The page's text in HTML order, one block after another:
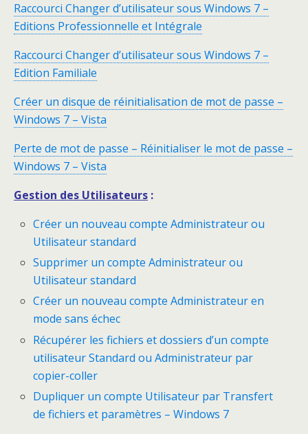
Raccourci Changer d’utilisateur sous Windows 7 –
Editions Professionnelle et Intégrale
Raccourci Changer d’utilisateur sous Windows 7 –
Edition Familiale
Créer un disque de réinitialisation de mot de passe –
Windows 7 – Vista
Perte de mot de passe – Réinitialiser le mot de passe –
Windows 7 – Vista
Gestion des Utilisateurs :
Créer un nouveau compte Administrateur ou
Utilisateur standard
Supprimer un compte Administrateur ou
Utilisateur standard
Créer un nouveau compte Administrateur en
mode sans échec
Récupérer les fichiers et dossiers d’un compte
utilisateur Standard ou Administrateur par
copier-coller
Dupliquer un compte Utilisateur par Transfert
de fichiers et paramètres – Windows 7